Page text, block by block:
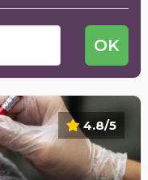
OK
4.8/5